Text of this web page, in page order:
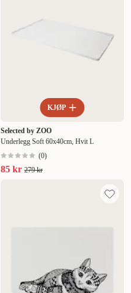
KJØP
Selected by ZOO
Underlegg Soft 60x40cm, Hvit L
(0)
85 kr 279 kr